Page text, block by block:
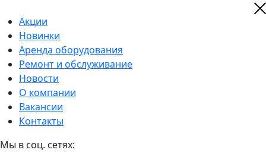
Акции
Новинки
Аренда оборудования
Ремонт и обслуживание
Новости
О компании
Вакансии
Контакты
Мы в соц. сетях: